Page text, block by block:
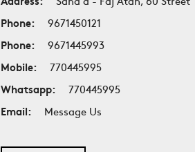
Phone:
9671450121
Phone:
9671445993
Mobile:
770445995
Whatsapp:
770445995
Email:
Message Us